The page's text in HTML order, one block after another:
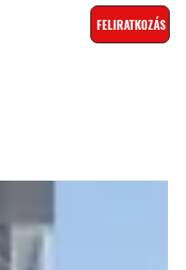
FELIRATKOZÁS